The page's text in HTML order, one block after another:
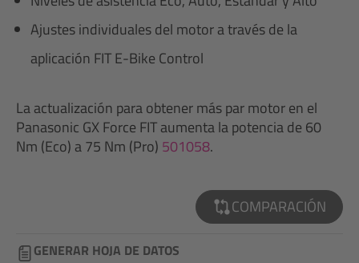
Ajustes individuales del motor a través de la
aplicación FIT E-Bike Control
La actualización para obtener más par motor en el
Panasonic GX Force FIT aumenta la potencia de 60
Nm (Eco) a 75 Nm (Pro) 501058.
COMPARACIÓN
GENERAR HOJA DE DATOS